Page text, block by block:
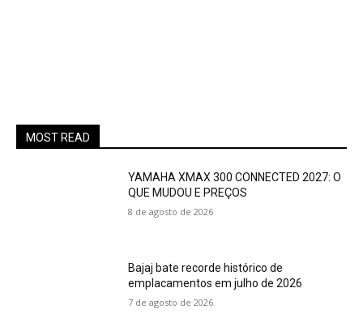
MOST READ
YAMAHA XMAX 300 CONNECTED 2027: O
QUE MUDOU E PREÇOS
8 de agosto de 2026
Bajaj bate recorde histórico de
emplacamentos em julho de 2026
7 de agosto de 2026